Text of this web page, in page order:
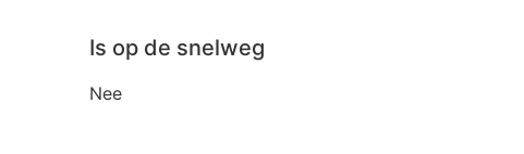
Is op de snelweg
Nee